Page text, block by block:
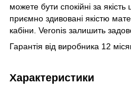
можете бути спокійні за якість
приємно здивовані якістю
кабіни. Veronis залишить
Гарантія від виробника 12
Характеристики